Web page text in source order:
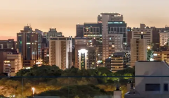
Anunciar imóveis